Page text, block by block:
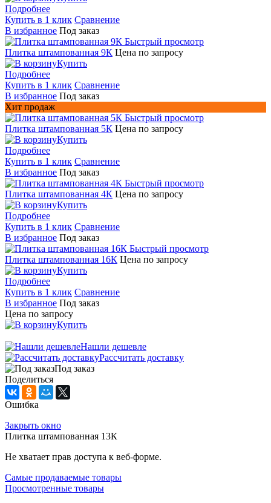
Подробнее
Купить в 1 клик Сравнение
В избранное Под заказ
Быстрый просмотр
Плитка штампованная 9К Цена по запросу
Купить
Подробнее
Купить в 1 клик Сравнение
В избранное Под заказ
Хит продаж
Быстрый просмотр
Плитка штампованная 5К Цена по запросу
Купить
Подробнее
Купить в 1 клик Сравнение
В избранное Под заказ
Быстрый просмотр
Плитка штампованная 4К Цена по запросу
Купить
Подробнее
Купить в 1 клик Сравнение
В избранное Под заказ
Быстрый просмотр
Плитка штампованная 16К Цена по запросу
Купить
Подробнее
Купить в 1 клик Сравнение
В избранное Под заказ
Цена по запросу
Купить
Нашли дешевле
Рассчитать доставку
Под заказ
Поделиться
Ошибка
Закрыть окно
Плитка штампованная 13К
Не хватает прав доступа к веб-форме.
Самые продаваемые товары
Просмотренные товары